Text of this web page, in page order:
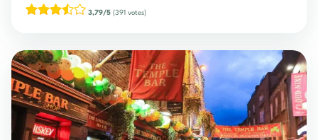
3,79/5 (391 votes)